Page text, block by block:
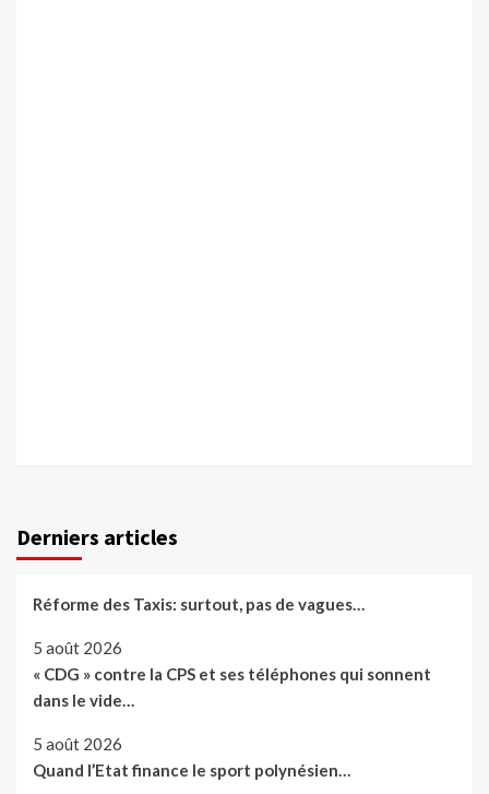
Derniers articles
Réforme des Taxis: surtout, pas de vagues…
5 août 2026
« CDG » contre la CPS et ses téléphones qui sonnent
dans le vide…
5 août 2026
Quand l’Etat finance le sport polynésien…